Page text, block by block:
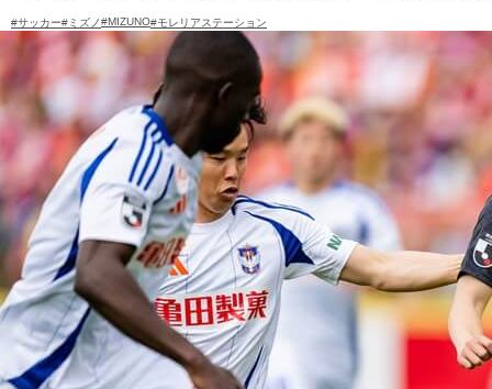
#サッカー#ミズノ#MIZUNO#モレリアステーション